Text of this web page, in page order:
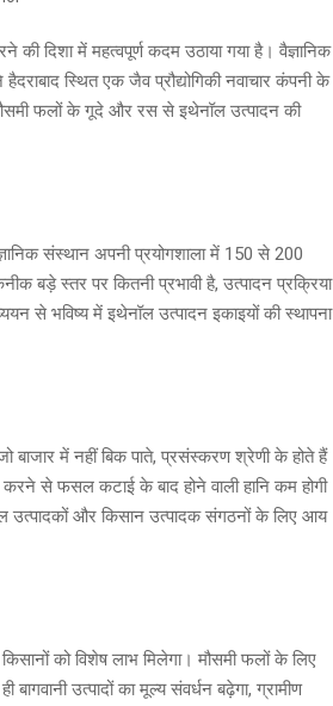
दिशा में महत्वपूर्ण कदम उठाया गया है। वैज्ञानिक
स्थित एक जैव प्रौद्योगिकी नवाचार कंपनी के
फलों के गूदे और रस से इथेनॉल उत्पादन की
संस्थान अपनी प्रयोगशाला में 150 से 200
बड़े स्तर पर कितनी प्रभावी है, उत्पादन प्रक्रिया
से भविष्य में इथेनॉल उत्पादन इकाइयों की स्थापना
बाजार में नहीं बिक पाते, प्रसंस्करण श्रेणी के होते हैं
से फसल कटाई के बाद होने वाली हानि कम होगी
उत्पादकों और किसान उत्पादक संगठनों के लिए आय
को विशेष लाभ मिलेगा। मौसमी फलों के लिए
उत्पादों का मूल्य संवर्धन बढ़ेगा, ग्रामीण